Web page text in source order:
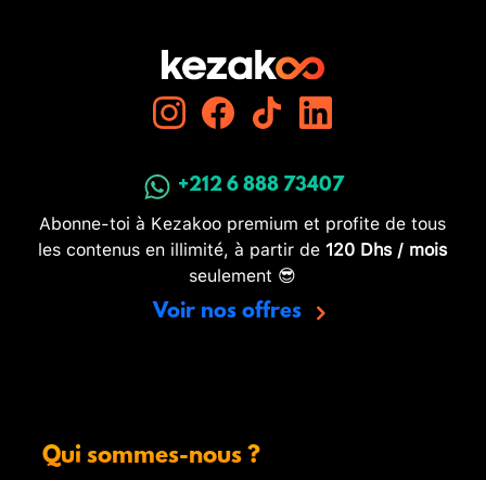
+212 6 888 73407
Abonne-toi à Kezakoo premium et profite de tous
les contenus en illimité, à partir de 120 Dhs / mois
seulement 😎
Voir nos offres
Qui sommes-nous ?